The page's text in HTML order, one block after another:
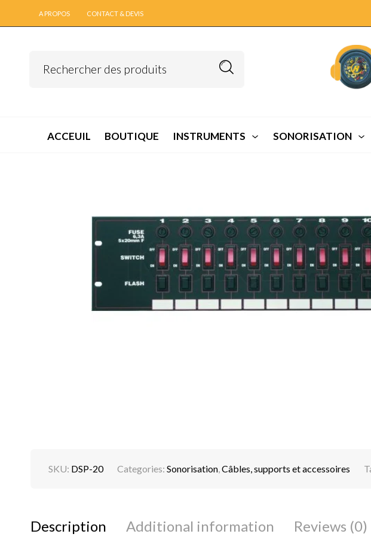
A PROPOS CONTACT & DEVIS
ACCEUIL BOUTIQUE INSTRUMENTS SONORISATION
SKU: DSP-20 Categories: Sonorisation,Câbles, supports et accessoires
Description Additional information Reviews (0)